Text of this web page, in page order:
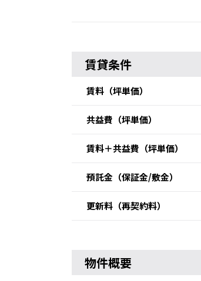
賃貸条件
賃料 （坪単価）
共益費 （坪単価）
賃料＋共益費 （坪単価）
預託金 （保証金/敷金）
更新料 （再契約料）
物件概要